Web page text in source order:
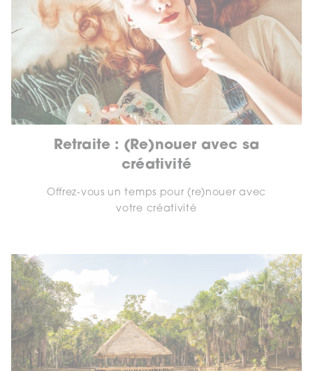
Retraite : (Re)nouer avec sa
créativité
Offrez-vous un temps pour (re)nouer avec
votre créativité